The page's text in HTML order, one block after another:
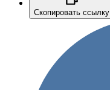
Скопировать ссылку